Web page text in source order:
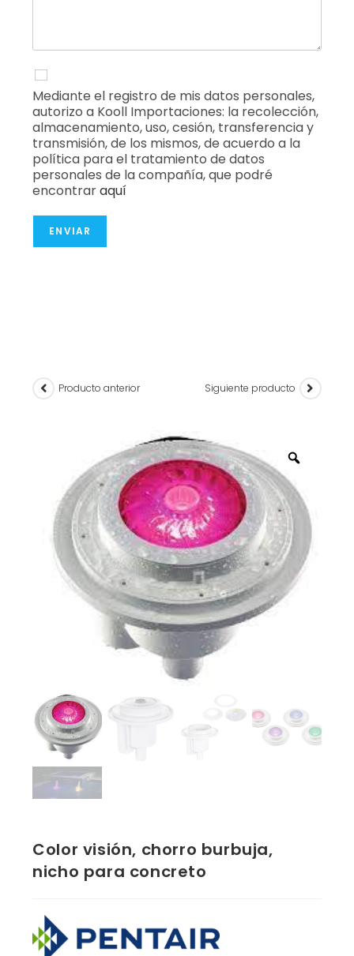
Mediante el registro de mis datos personales,
autorizo a Kooll Importaciones: la recolección,
almacenamiento, uso, cesión, transferencia y
transmisión, de los mismos, de acuerdo a la
política para el tratamiento de datos
personales de la compañía, que podré
encontraraquí
ENVIAR
Producto anterior Siguiente producto
Color visión, chorro burbuja,
nicho para concreto